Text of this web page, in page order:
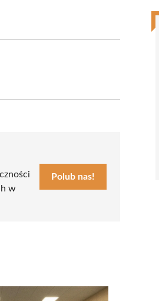
w
Polub nas!